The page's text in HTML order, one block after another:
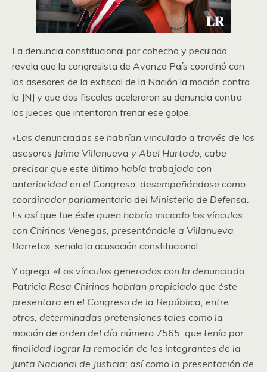
La denuncia constitucional por cohecho y peculado
revela que la congresista de Avanza País coordinó con
los asesores de la exfiscal de la Nación la moción contra
la JNJ y que dos fiscales aceleraron su denuncia contra
los jueces que intentaron frenar ese golpe.
«Las denunciadas se habrían vinculado a través de los
asesores Jaime Villanueva y Abel Hurtado, cabe
precisar que este último había trabajado con
anterioridad en el Congreso, desempeñándose como
coordinador parlamentario del Ministerio de Defensa.
Es así que fue éste quien habría iniciado los vínculos
con Chirinos Venegas, presentándole a Villanueva
Barreto», señala la acusación constitucional.
Y agrega: «Los vínculos generados con la denunciada
Patricia Rosa Chirinos habrían propiciado que éste
presentara en el Congreso de la República, entre
otros, determinadas pretensiones tales como la
moción de orden del día número 7565, que tenía por
finalidad lograr la remoción de los integrantes de la
Junta Nacional de Justicia; así como la presentación de